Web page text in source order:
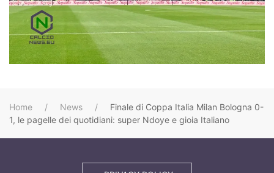
Home News
Finale di Coppa Italia Milan Bologna 0-
1, le pagelle dei quotidiani: super Ndoye e gioia Italiano